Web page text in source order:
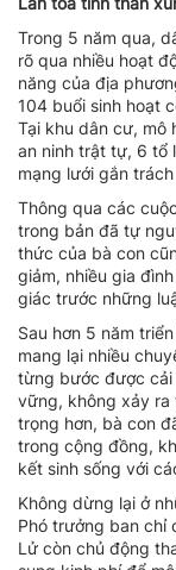
Trong 5 năm qua,
rõ qua nhiều hoạt
năng của địa
104 buổi sinh hoạt
Tại khu dân cư, mô
an ninh trật tự, 6 tổ
mạng lưới gắn
Thông qua các
trong bản đã tự
thức của bà con
giảm, nhiều gia
giác trước những
Sau hơn 5 năm
mang lại nhiều
từng bước được cải
vững, không xảy ra
trọng hơn, bà con
trong cộng đồng,
kết sinh sống với
Không dừng lại ở
Phó trưởng ban chỉ
Lử còn chủ động